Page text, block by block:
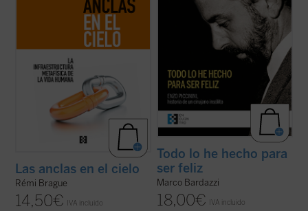
una época ya pasada, sino un resumen
(ver ficha)
Las anclas en el cielo
Rémi Brague
14,50€ IVA incluido
que había sido capaz de dejar una huella
Todo lo he hecho para
ser feliz
Marco Bardazzi
18,00€ IVA incluido